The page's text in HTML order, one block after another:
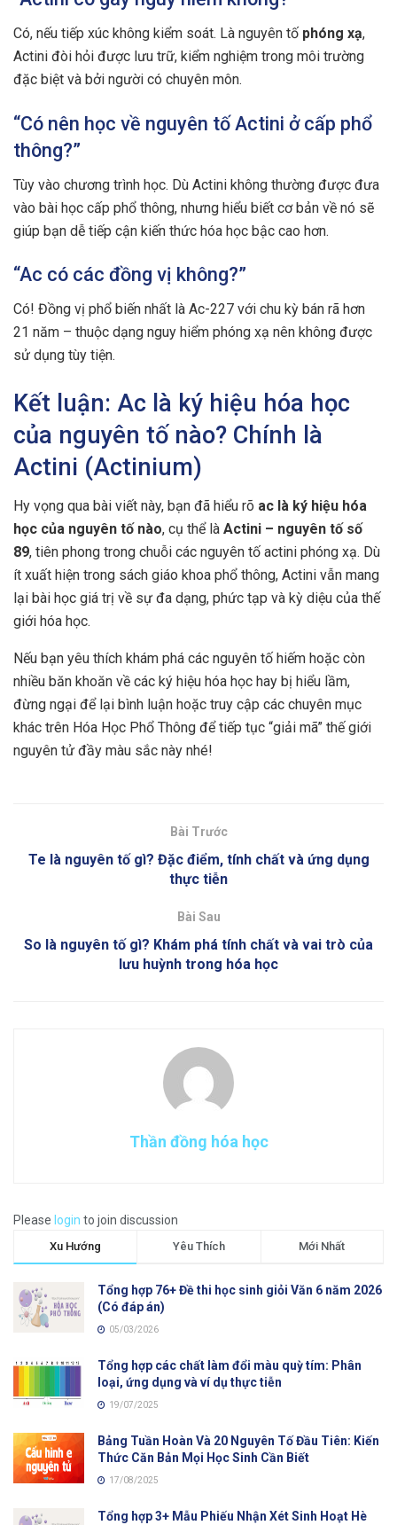
Có, nếu tiếp xúc không kiểm soát. Là nguyên tố phóng xạ,
Actini đòi hỏi được lưu trữ, kiểm nghiệm trong môi trường
đặc biệt và bởi người có chuyên môn.
“Có nên học về nguyên tố Actini ở cấp phổ
thông?”
Tùy vào chương trình học. Dù Actini không thường được đưa
vào bài học cấp phổ thông, nhưng hiểu biết cơ bản về nó sẽ
giúp bạn dễ tiếp cận kiến thức hóa học bậc cao hơn.
“Ac có các đồng vị không?”
Có! Đồng vị phổ biến nhất là Ac-227 với chu kỳ bán rã hơn
21 năm – thuộc dạng nguy hiểm phóng xạ nên không được
sử dụng tùy tiện.
Kết luận: Ac là ký hiệu hóa học
của nguyên tố nào? Chính là
Actini (Actinium)
Hy vọng qua bài viết này, bạn đã hiểu rõ ac là ký hiệu hóa
học của nguyên tố nào, cụ thể là Actini – nguyên tố số
89, tiên phong trong chuỗi các nguyên tố actini phóng xạ. Dù
ít xuất hiện trong sách giáo khoa phổ thông, Actini vẫn mang
lại bài học giá trị về sự đa dạng, phức tạp và kỳ diệu của thế
giới hóa học.
Nếu bạn yêu thích khám phá các nguyên tố hiếm hoặc còn
nhiều băn khoăn về các ký hiệu hóa học hay bị hiểu lầm,
đừng ngại để lại bình luận hoặc truy cập các chuyên mục
khác trên Hóa Học Phổ Thông để tiếp tục “giải mã” thế giới
nguyên tử đầy màu sắc này nhé!
Bài Trước
Te là nguyên tố gì? Đặc điểm, tính chất và ứng dụng
thực tiễn
Bài Sau
So là nguyên tố gì? Khám phá tính chất và vai trò của
lưu huỳnh trong hóa học
Thần đồng hóa học
Please login to join discussion
Xu Hướng Yêu Thích Mới Nhất
Tổng hợp 76+ Đề thi học sinh giỏi Văn 6 năm 2026
(Có đáp án)
05/03/2026
Tổng hợp các chất làm đổi màu quỳ tím: Phân
loại, ứng dụng và ví dụ thực tiễn
19/07/2025
Bảng Tuần Hoàn Và 20 Nguyên Tố Đầu Tiên: Kiến
Thức Căn Bản Mọi Học Sinh Cần Biết
17/08/2025
Tổng hợp 3+ Mẫu Phiếu Nhận Xét Sinh Hoạt Hè